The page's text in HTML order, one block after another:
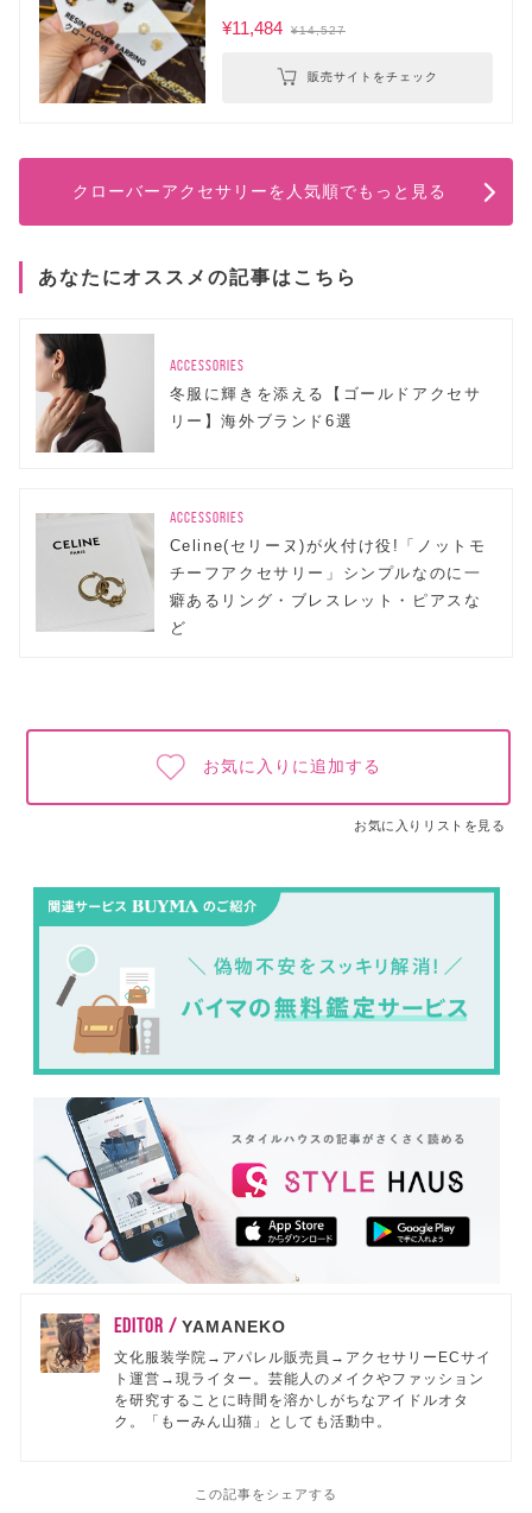
¥11,484 ¥14,527
販売サイトをチェック
クローバーアクセサリーを人気順でもっと見る
あなたにオススメの記事はこちら
ACCESSORIES
冬服に輝きを添える【ゴールドアクセサ
リー】海外ブランド6選
ACCESSORIES
Celine(セリーヌ)が火付け役!「ノットモ
チーフアクセサリー」シンプルなのに一
癖あるリング・ブレスレット・ピアスな
ど
お気に入りに追加する
お気に入りリストを見る
EDITOR /YAMANEKO
文化服装学院→アパレル販売員→アクセサリーECサイ
ト運営→現ライター。芸能人のメイクやファッション
を研究することに時間を溶かしがちなアイドルオタ
ク。「もーみん山猫」としても活動中。
この記事をシェアする